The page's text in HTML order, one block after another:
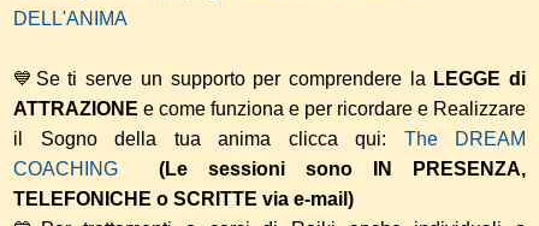
DELL'ANIMA
💙Se ti serve un supporto per comprendere la LEGGE di
ATTRAZIONE e come funziona e per ricordare e Realizzare
il Sogno della tua anima clicca qui: The DREAM
COACHING
(Le sessioni sono IN PRESENZA,
TELEFONICHE o SCRITTE via e-mail)